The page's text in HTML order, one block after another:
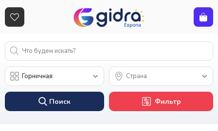
Поиск Фильтр